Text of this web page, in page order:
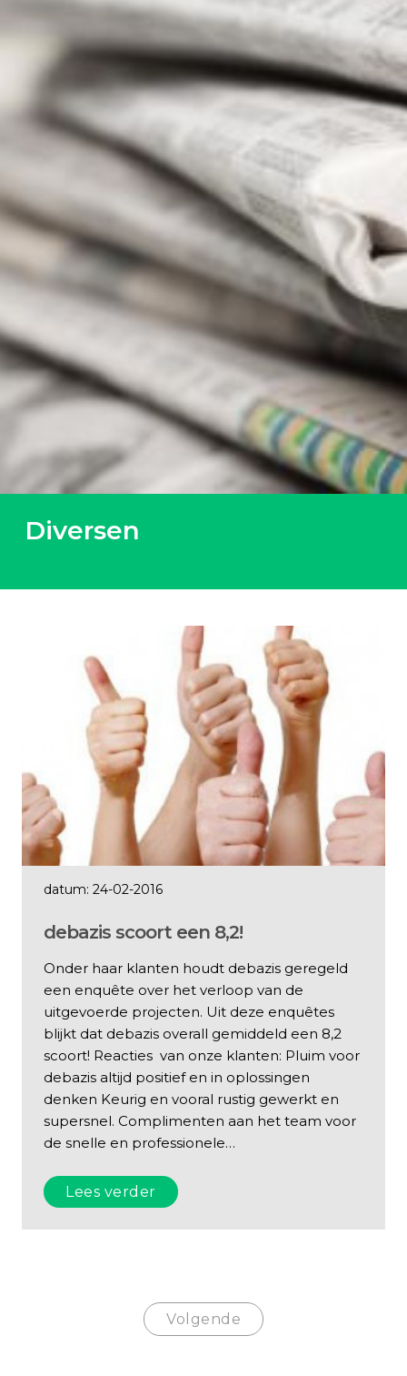
Diversen
datum: 24-02-2016
debazis scoort een 8,2!
Onder haar klanten houdt debazis geregeld
een enquête over het verloop van de
uitgevoerde projecten. Uit deze enquêtes
blijkt dat debazis overall gemiddeld een 8,2
scoort! Reacties van onze klanten: Pluim voor
debazis altijd positief en in oplossingen
denken Keurig en vooral rustig gewerkt en
supersnel. Complimenten aan het team voor
de snelle en professionele…
Lees verder
Volgende